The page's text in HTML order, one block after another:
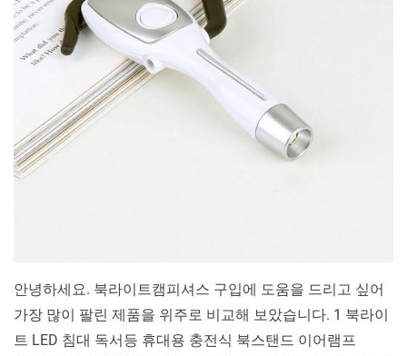
이
캠
스 10 가
지
비
안녕하세요. 북라이트캠피셔스 구입에 도움을 드리고 싶어
가장 많이 팔린 제품을 위주로 비교해 보았습니다. 1 북라이
트 LED 침대 독서등 휴대용 충전식 북스탠드 이어램프